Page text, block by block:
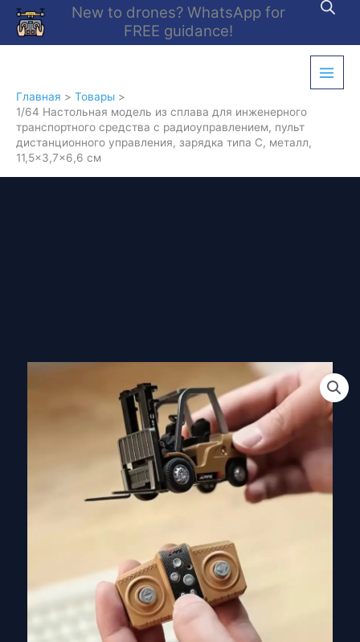
Перейти
содержимому
New to drones? WhatsApp for
FREE guidance!
Главная
Товары
1/64 Настольная модель из сплава для инженерного
транспортного средства с радиоуправлением, пульт
дистанционного управления, зарядка типа C, металл,
11,5×3,7×6,6 см